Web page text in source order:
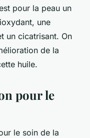
pour la peau un
une
un cicatrisant. On
de la
huile.
pour le
le soin de la